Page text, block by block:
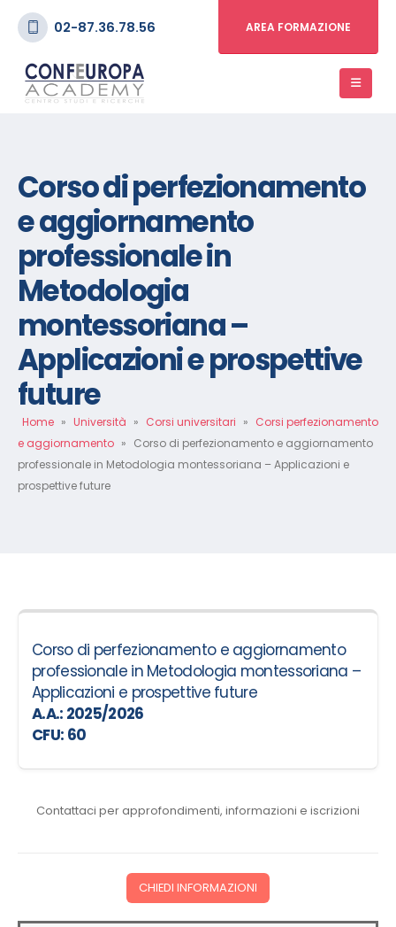
02-87.36.78.56 AREA FORMAZIONE
Corso di perfezionamento
e aggiornamento
professionale in
Metodologia
montessoriana –
Applicazioni e prospettive
future
Home » Università » Corsi universitari » Corsi perfezionamento
e aggiornamento » Corso di perfezionamento e aggiornamento
professionale in Metodologia montessoriana – Applicazioni e
prospettive future
Corso di perfezionamento e aggiornamento
professionale in Metodologia montessoriana –
Applicazioni e prospettive future
A.A.: 2025/2026
CFU: 60
Contattaci per approfondimenti, informazioni e iscrizioni
CHIEDI INFORMAZIONI